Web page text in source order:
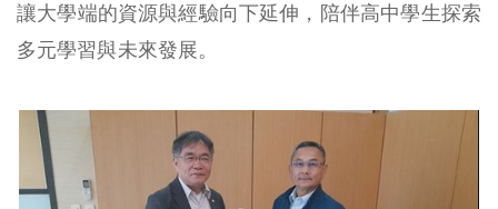
讓大學端的資源與經驗向下延伸，陪伴高中學生探索
多元學習與未來發展。